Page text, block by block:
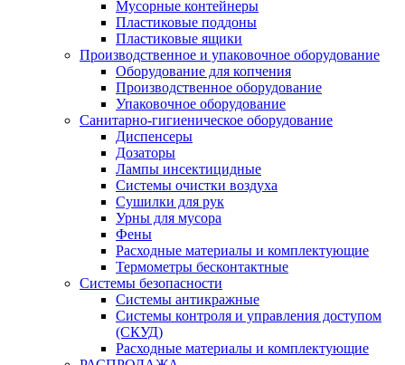
Мусорные контейнеры
Пластиковые поддоны
Пластиковые ящики
Производственное и упаковочное оборудование
Оборудование для копчения
Производственное оборудование
Упаковочное оборудование
Санитарно-гигиеническое оборудование
Диспенсеры
Дозаторы
Лампы инсектицидные
Системы очистки воздуха
Сушилки для рук
Урны для мусора
Фены
Расходные материалы и комплектующие
Термометры бесконтактные
Системы безопасности
Системы антикражные
Системы контроля и управления доступом
(СКУД)
Расходные материалы и комплектующие